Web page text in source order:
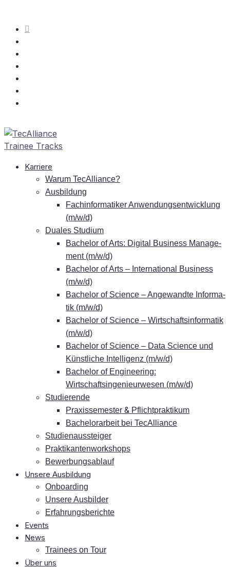
Kar­rie­re
War­um TecAlliance?
Aus­bil­dung
Fach­in­for­ma­ti­ker An­wen­dungs­ent­wick­lung
(m/w/d)
Dua­les Studium
Ba­che­lor of Arts: Di­gi­tal Busi­ness Ma­nage­
ment (m/w/d)
Ba­che­lor of Arts – In­ter­na­tio­nal Busi­ness
(m/w/d)
Ba­che­lor of Sci­ence – An­ge­wand­te In­for­ma­
tik (m/w/d)
Ba­che­lor of Sci­ence – Wirt­schafts­in­for­ma­tik
(m/w/d)
Ba­che­lor of Sci­ence – Data Sci­ence und
Künst­li­che In­tel­li­genz (m/w/d)
Ba­che­lor of En­gi­nee­ring:
Wirtschaftsingenieurwesen (m/w/d)
Stu­die­ren­de
Pra­xis­se­mes­ter & Pflichtpraktikum
Ba­che­lor­ar­beit bei TecAlliance
Stu­di­en­aus­stei­ger
Prak­ti­kan­ten­work­shops
Be­wer­bungs­ab­lauf
Un­se­re Ausbildung
On­boar­ding
Un­se­re Ausbilder
Er­fah­rungs­be­rich­te
Events
News
Trai­nees on Tour
Über uns